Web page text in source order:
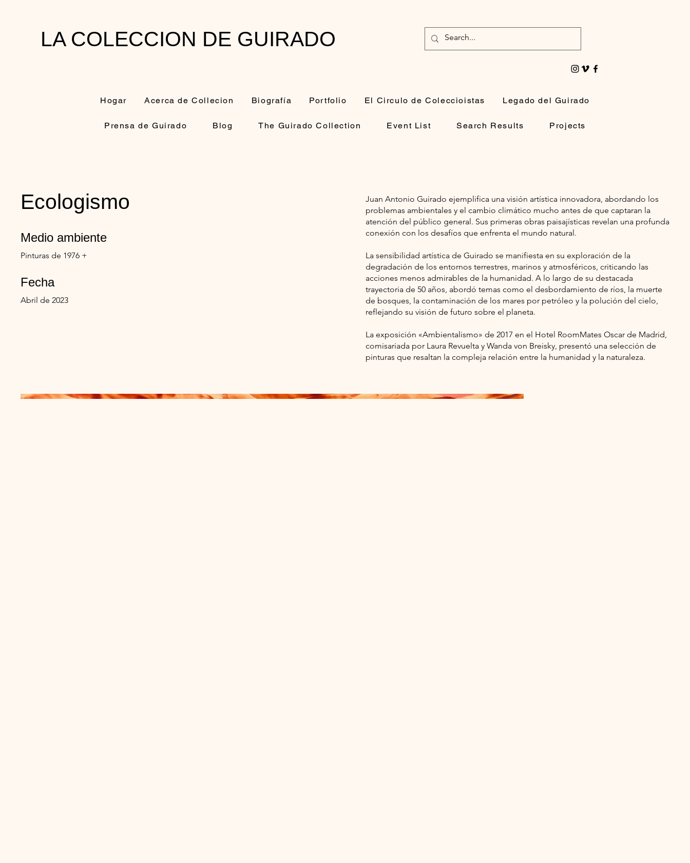
LA COLECCION DE GUIRADO
Hogar Acerca de Collecion Biografía Portfolio El Circulo de Coleccioistas Legado del Guirado
Prensa de Guirado Blog The Guirado Collection Event List Search Results Projects
Ecologismo
Medio ambiente
Pinturas de 1976 +
Fecha
Abril de 2023
Juan Antonio Guirado ejemplifica una visión artística innovadora, abordando los
problemas ambientales y el cambio climático mucho antes de que captaran la
atención del público general. Sus primeras obras paisajísticas revelan una profunda
conexión con los desafíos que enfrenta el mundo natural.
La sensibilidad artística de Guirado se manifiesta en su exploración de la
degradación de los entornos terrestres, marinos y atmosféricos, criticando las
acciones menos admirables de la humanidad. A lo largo de su destacada
trayectoria de 50 años, abordó temas como el desbordamiento de ríos, la muerte
de bosques, la contaminación de los mares por petróleo y la polución del cielo,
reflejando su visión de futuro sobre el planeta.
La exposición «Ambientalismo» de 2017 en el Hotel RoomMates Oscar de Madrid,
comisariada por Laura Revuelta y Wanda von Breisky, presentó una selección de
pinturas que resaltan la compleja relación entre la humanidad y la naturaleza.